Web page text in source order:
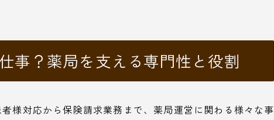
事？薬局を支える専門性と役割
様対応から保険請求業務まで、薬局運営に関わる様々な事